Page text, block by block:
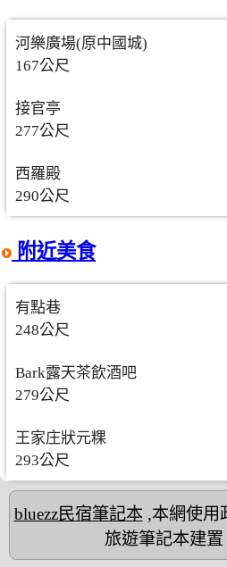
河樂廣場(原中國城)
167公尺
接官亭
277公尺
西羅殿
290公尺
附近美食
有點巷
248公尺
Bark露天茶飲酒吧
279公尺
王家庄狀元粿
293公尺
bluezz民宿筆記本,本網使用
旅遊筆記本建置